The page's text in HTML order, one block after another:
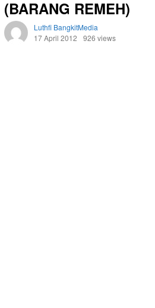
(BARANG REMEH)
Luthfi BangkitMedia
17 April 2012
926 views